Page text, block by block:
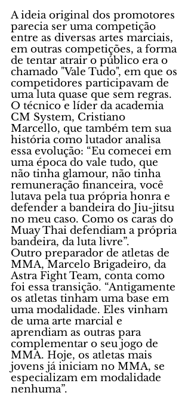
A ideia original dos promotores
parecia ser uma competição
entre as diversas artes marciais,
em outras competições, a forma
de tentar atrair o público era o
chamado "Vale Tudo", em que os
competidores participavam de
uma luta quase que sem regras.
O técnico e líder da academia
CM System, Cristiano
Marcello, que também tem sua
história como lutador analisa
essa evolução: “Eu comecei em
uma época do vale tudo, que
não tinha glamour, não tinha
remuneração financeira, você
lutava pela tua própria honra e
defender a bandeira do Jiu-jitsu
no meu caso. Como os caras do
Muay Thai defendiam a própria
bandeira, da luta livre”.
Outro preparador de atletas de
MMA, Marcelo Brigadeiro, da
Astra Fight Team, conta como
foi essa transição. “Antigamente
os atletas tinham uma base em
uma modalidade. Eles vinham
de uma arte marcial e
aprendiam as outras para
complementar o seu jogo de
MMA. Hoje, os atletas mais
jovens já iniciam no MMA, se
especializam em modalidade
nenhuma”.